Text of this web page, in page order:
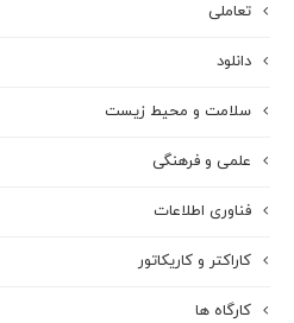
تعاملی
دانلود
سلامت و محیط زیست
علمی و فرهنگی
فناوری اطلاعات
کاراکتر و کاریکاتور
کارگاه ها